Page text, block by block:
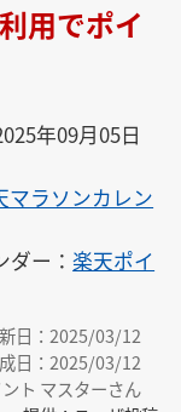
用でポイ
年09月05日
マラソンカレン
ダー：楽天ポイ
日：2025/03/12
日：2025/03/12
ト マスターさん